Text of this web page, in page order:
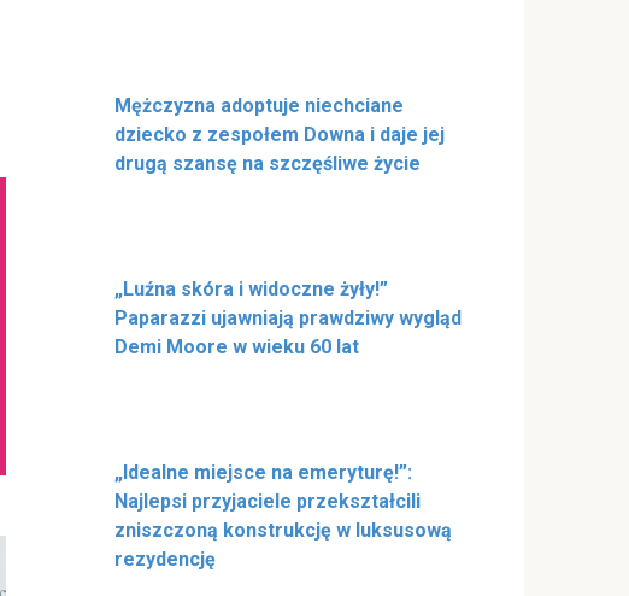
Mężczyzna adoptuje niechciane
dziecko z zespołem Downa i daje jej
drugą szansę na szczęśliwe życie
„Luźna skóra i widoczne żyły!”
Paparazzi ujawniają prawdziwy wygląd
Demi Moore w wieku 60 lat
„Idealne miejsce na emeryturę!”:
Najlepsi przyjaciele przekształcili
zniszczoną konstrukcję w luksusową
rezydencję